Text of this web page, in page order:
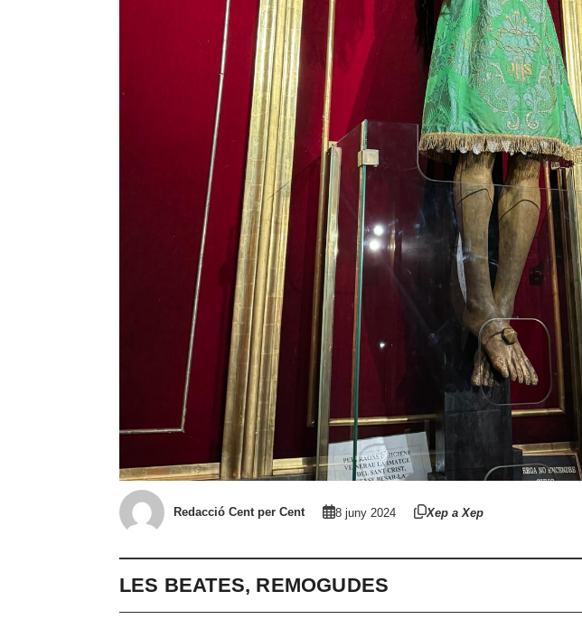
Redacció Cent per Cent 8 juny 2024 Xep a Xep
LES BEATES, REMOGUDES